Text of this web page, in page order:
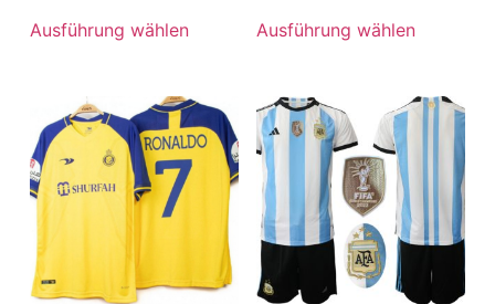
von 5
Ausführung wählen
von 5
Ausführung wählen